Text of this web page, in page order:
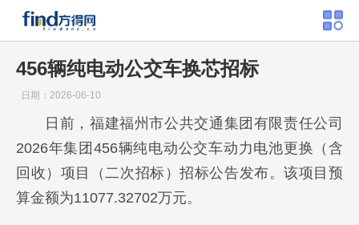
456辆纯电动公交车换芯招标
日期：2026-06-10
日前，福建福州市公共交通集团有限责任公司
2026年集团456辆纯电动公交车动力电池更换（含
回收）项目（二次招标）招标公告发布。该项目预
算金额为11077.32702万元。